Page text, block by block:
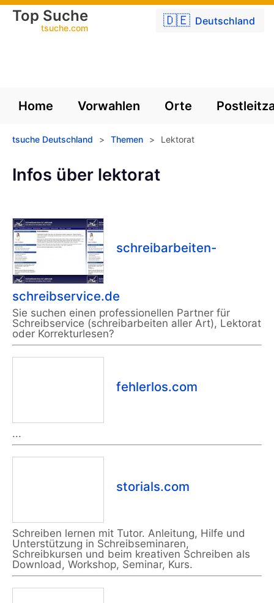
🇩🇪 Deutschland
Top Suche
tsuche.com
Home Vorwahlen Orte
tsuche Deutschland > Themen > Lektorat
Infos über lektorat
schreibarbeiten-
schreibservice.de
Sie suchen einen professionellen Partner für
Schreibservice (schreibarbeiten aller Art), Lektorat
oder Korrekturlesen?
fehlerlos.com
...
storials.com
Schreiben lernen mit Tutor. Anleitung, Hilfe und
Unterstützung in Schreibseminaren,
Schreibkursen und beim kreativen Schreiben als
Download, Workshop, Seminar, Kurs.